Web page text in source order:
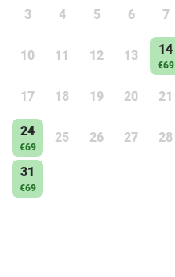
3 4 5 6 7
10 11 12 13 14
€69
17 18 19 20 21
24
€69
25 26 27 28
31
€69